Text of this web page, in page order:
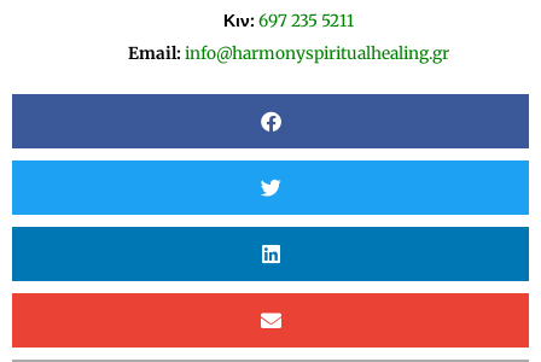
Κιν: 697 235 5211
Email: info@harmonyspiritualhealing.gr